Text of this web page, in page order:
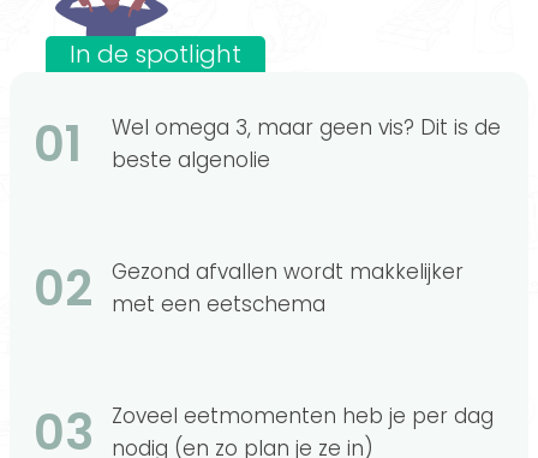
In de spotlight
01
Wel omega 3, maar geen vis? Dit is de
beste algenolie
02
Gezond afvallen wordt makkelijker
met een eetschema
03
Zoveel eetmomenten heb je per dag
nodig (en zo plan je ze in)